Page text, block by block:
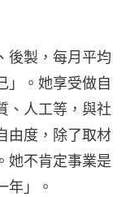
後製，每月平均
」。她享受做自
、人工等，與社
由度，除了取材
她不肯定事業是
年」。